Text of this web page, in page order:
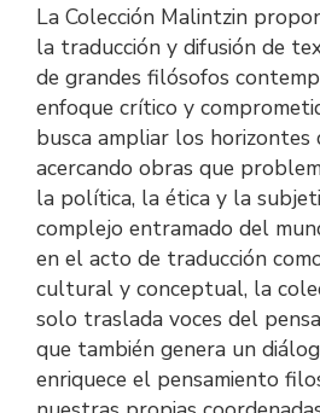
La Colección Malintzin
la traducción y difusión de
de grandes filósofos
enfoque crítico y
busca ampliar los horizontes
acercando obras que
la política, la ética y la
complejo entramado del
en el acto de traducción
cultural y conceptual, la
solo traslada voces del
que también genera un
enriquece el pensamiento